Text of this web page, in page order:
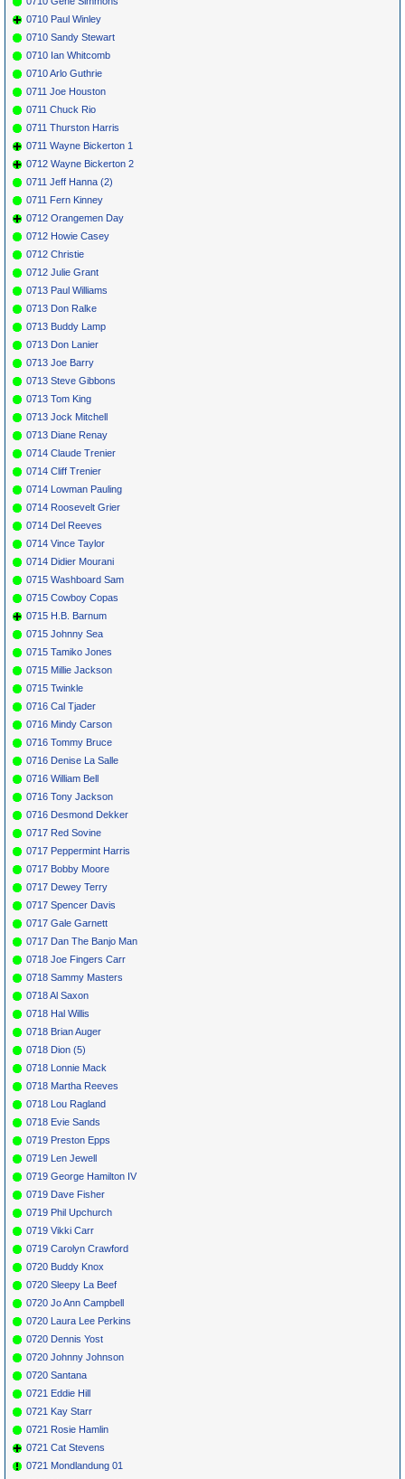
0710 Paul Winley
0710 Sandy Stewart
0710 Ian Whitcomb
0710 Arlo Guthrie
0711 Joe Houston
0711 Chuck Rio
0711 Thurston Harris
0711 Wayne Bickerton 1
0712 Wayne Bickerton 2
0711 Jeff Hanna (2)
0711 Fern Kinney
0712 Orangemen Day
0712 Howie Casey
0712 Christie
0712 Julie Grant
0713 Paul Williams
0713 Don Ralke
0713 Buddy Lamp
0713 Don Lanier
0713 Joe Barry
0713 Steve Gibbons
0713 Tom King
0713 Jock Mitchell
0713 Diane Renay
0714 Claude Trenier
0714 Cliff Trenier
0714 Lowman Pauling
0714 Roosevelt Grier
0714 Del Reeves
0714 Vince Taylor
0714 Didier Mourani
0715 Washboard Sam
0715 Cowboy Copas
0715 H.B. Barnum
0715 Johnny Sea
0715 Tamiko Jones
0715 Millie Jackson
0715 Twinkle
0716 Cal Tjader
0716 Mindy Carson
0716 Tommy Bruce
0716 Denise La Salle
0716 William Bell
0716 Tony Jackson
0716 Desmond Dekker
0717 Red Sovine
0717 Peppermint Harris
0717 Bobby Moore
0717 Dewey Terry
0717 Spencer Davis
0717 Gale Garnett
0717 Dan The Banjo Man
0718 Joe Fingers Carr
0718 Sammy Masters
0718 Al Saxon
0718 Hal Willis
0718 Brian Auger
0718 Dion (5)
0718 Lonnie Mack
0718 Martha Reeves
0718 Lou Ragland
0718 Evie Sands
0719 Preston Epps
0719 Len Jewell
0719 George Hamilton IV
0719 Dave Fisher
0719 Phil Upchurch
0719 Vikki Carr
0719 Carolyn Crawford
0720 Buddy Knox
0720 Sleepy La Beef
0720 Jo Ann Campbell
0720 Laura Lee Perkins
0720 Dennis Yost
0720 Johnny Johnson
0720 Santana
0721 Eddie Hill
0721 Kay Starr
0721 Rosie Hamlin
0721 Cat Stevens
0721 Mondlandung 01